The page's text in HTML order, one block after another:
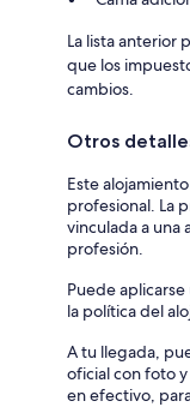
La lista anterior
que los
cambios.
Otros
Este
profesional. La
vinculada a una
profesión.
Puede
la política del
A tu llegada,
oficial con foto
en efectivo,